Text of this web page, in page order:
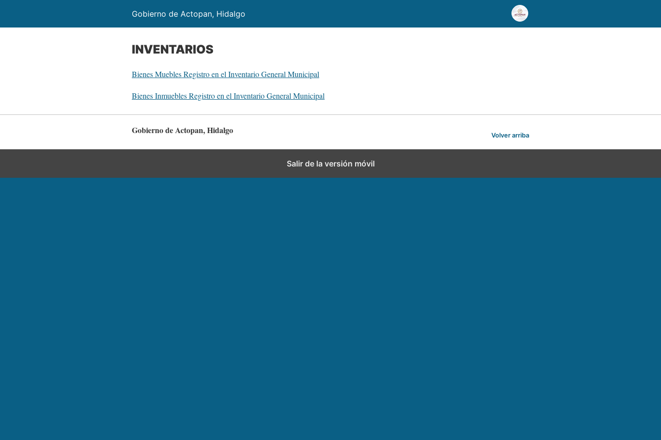
Gobierno de Actopan, Hidalgo
INVENTARIOS
Bienes Muebles Registro en el Inventario General Municipal
Bienes Inmuebles Registro en el Inventario General Municipal
Gobierno de Actopan, Hidalgo Volver arriba
Salir de la versión móvil